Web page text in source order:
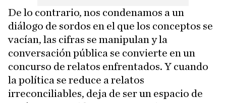
De lo contrario, nos condenamos a un
diálogo de sordos en el que los conceptos se
vacían, las cifras se manipulan y la
conversación pública se convierte en un
concurso de relatos enfrentados. Y cuando
la política se reduce a relatos
irreconciliables, deja de ser un espacio de